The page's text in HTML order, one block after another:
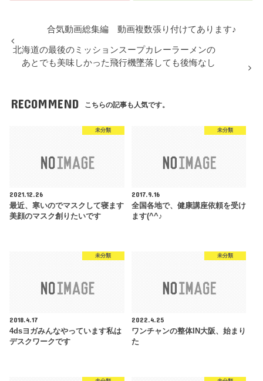
合気動画総集編 動画複数張り付けてあります♪
北海道の最後のミッションスープカレーラーメンの
あとでも美味しかった飛行機墜落しても後悔なし
RECOMMEND こちらの記事も人気です。
未分類
2021.12.26
最近、寒いのでマスクして寝ます
美顔のマスク創りたいです
未分類
2017.9.16
全国各地で、健康講座依頼を受け
ます(^^♪
未分類
2018.4.17
4dsヨガみんなやっています私は
デスクワークです
未分類
2022.4.25
ワンチャンの整体IN大阪、始まり
た